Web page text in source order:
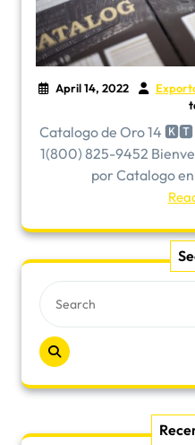
April 14, 2022
Catalogo de Oro 14 🅺🆃
1(800) 825-9452
por Catalogo